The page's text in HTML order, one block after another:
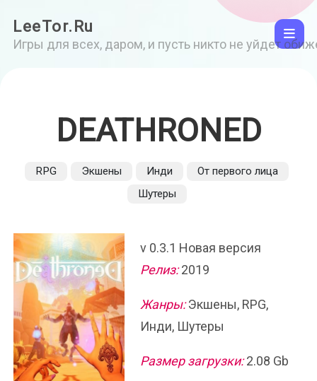
LeeTor.Ru
Игры для всех, даром, и пусть никто не уйдет
DEATHRONED
RPG Экшены Инди
От первого лица
Шутеры
v 0.3.1 Новая версия
Релиз:2019
Жанры:Экшены, RPG,
Инди, Шутеры
Размер загрузки:2.08 Gb